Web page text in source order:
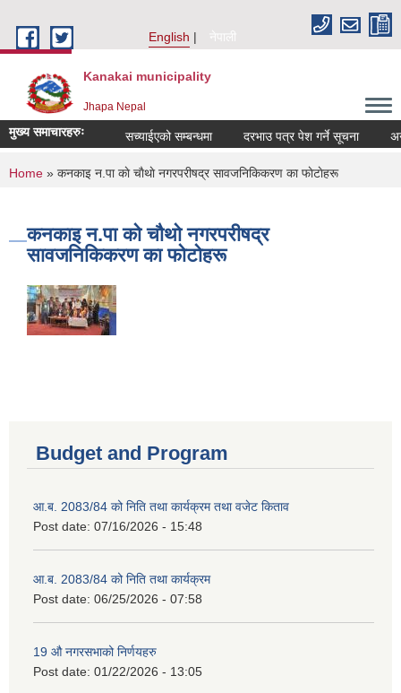
English
नेपाली
Kanakai municipality
Jhapa Nepal
मुख्य समाचारहरुः सच्याईएको सम्बन्धमा दरभाउ पत्र पेश गर्ने सूचना
You are here
Home » कनकाइ न.पा काे चाैथाे नगरपरीषद्र सावजनिकिकरण का फाेटाेहरू
कनकाइ न.पा काे चाैथाे नगरपरीषद्र
सावजनिकिकरण का फाेटाेहरू
Budget and Program
आ.ब. 2083/84 को निति तथा कार्यक्रम तथा वजेट किताव
Post date: 07/16/2026 - 15:48
आ.ब. 2083/84 को निति तथा कार्यक्रम
Post date: 06/25/2026 - 07:58
19 औ नगरसभाको निर्णयहरु
Post date: 01/22/2026 - 13:05